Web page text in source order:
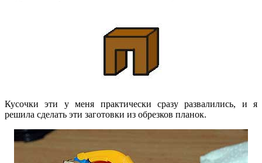
Кусочки эти у меня практически сразу развалились, и я
решила сделать эти заготовки из обрезков планок.